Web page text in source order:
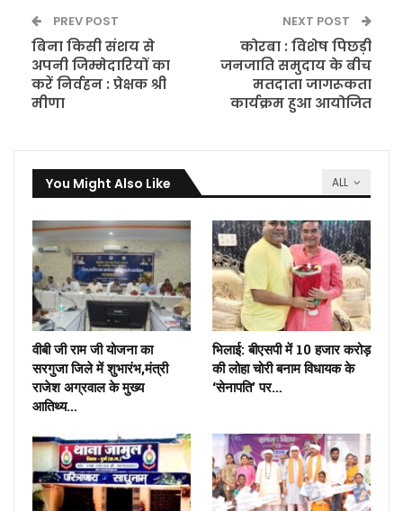
PREV POST
बिना किसी संशय से
अपनी जिम्मेदारियों का
करें निर्वहन : प्रेक्षक श्री
मीणा
NEXT POST
कोरबा : विशेष पिछड़ी
जनजाति समुदाय के बीच
मतदाता जागरूकता
कार्यक्रम हुआ आयोजित
ALL
You Might Also Like
वीबी जी राम जी योजना का
सरगुजा जिले में शुभारंभ,मंत्री
राजेश अग्रवाल के मुख्य
आतिथ्य…
भिलाई: बीएसपी में 10 हजार करोड़
की लोहा चोरी बनाम विधायक के
‘सेनापति’ पर…